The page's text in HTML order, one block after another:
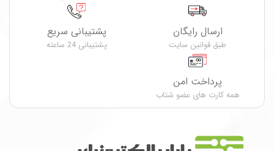
ارسال رایگان
طبق قوانین سایت
پشتیبانی سریع
پشتیبانی 24 ساعته
پرداخت امن
همه کارت های عضو شتاب